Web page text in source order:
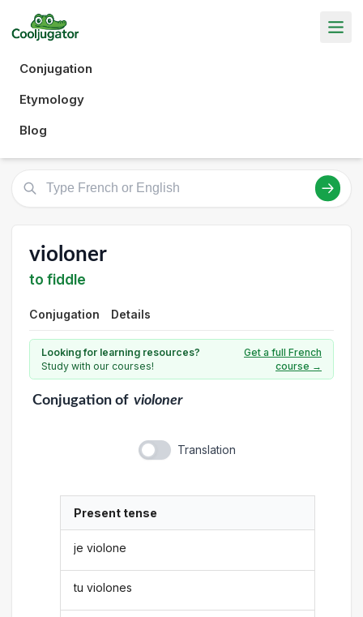
Conjugation
Etymology
Blog
violoner
to fiddle
Conjugation Details
Looking for learning resources?
Study with our courses!
Get a full French
course →
Conjugationof violoner
Translation
Present tense
je violone
tu violones